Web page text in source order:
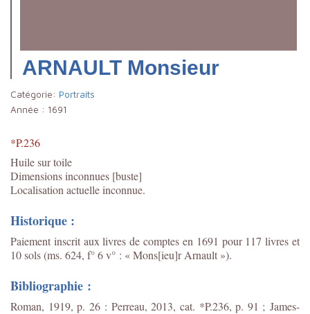
ARNAULT Monsieur
Catégorie: Portraits
Année : 1691
*P.236
Huile sur toile
Dimensions inconnues [buste]
Localisation actuelle inconnue.
Historique :
Paiement inscrit aux livres de comptes en 1691 pour 117 livres et
10 sols (ms. 624, f° 6 v° : « Mons[ieu]rArnault »).
Bibliographie :
Roman, 1919, p. 26 : Perreau, 2013, cat. *P.236, p. 91 ; James-